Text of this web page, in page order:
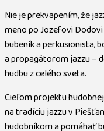
Nie je prekvapením, že
meno po Jozefovi
bubeník a perkusionista,
a propagátorom jazzu –
hudbu z celého sveta.
Cieľom projektu
na tradíciu jazzu v
hudobníkom a pomáhať